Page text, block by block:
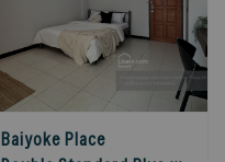
Baiyoke Place